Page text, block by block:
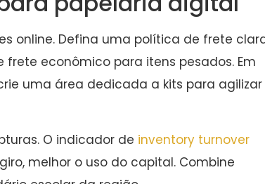
online. Defina uma política de frete
frete econômico para itens pesados. Em
uma área dedicada a kits para agilizar
O indicador de inventory turnover
melhor o uso do capital. Combine